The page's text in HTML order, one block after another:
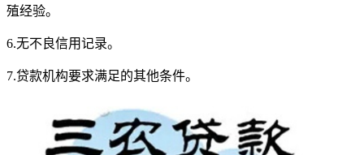
殖经验。
6.无不良信用记录。
7.贷款机构要求满足的其他条件。